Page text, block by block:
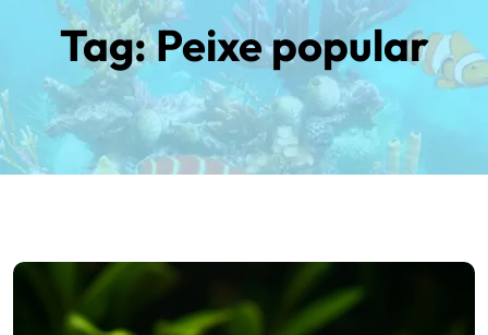
Tag:Peixe popular